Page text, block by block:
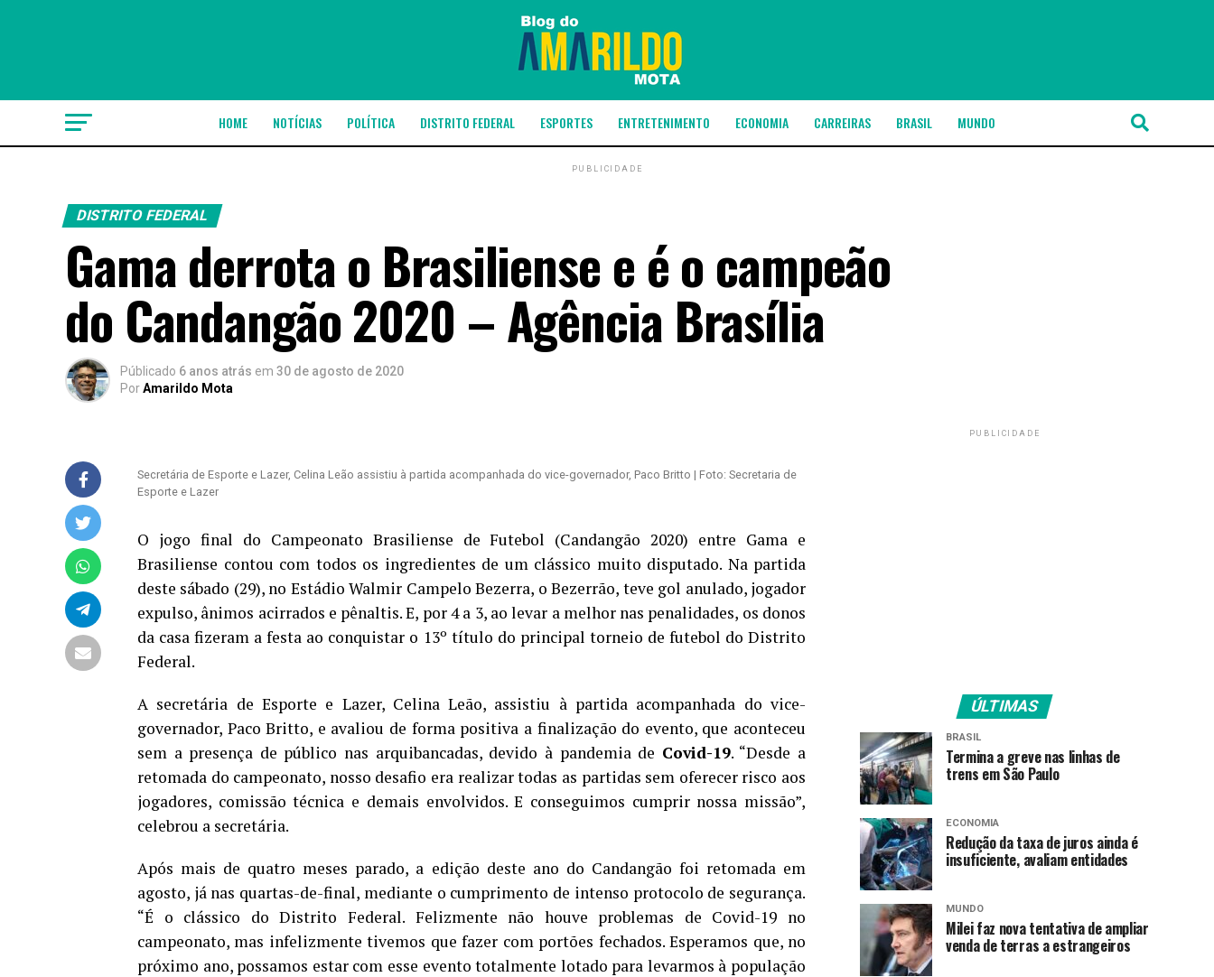
HOME NOTÍCIAS POLÍTICA DISTRITO FEDERAL ESPORTES ENTRETENIMENTO ECONOMIA CARREIRAS BRASIL MUNDO
PUBLICIDADE
DISTRITO FEDERAL
Gama derrota o Brasiliense e é o campeão
do Candangão 2020 – Agência Brasília
Públicado 6 anos atrás em 30 de agosto de 2020
PorAmarildo Mota
Secretária de Esporte e Lazer, Celina Leão assistiu à partida acompanhada do vice-governador, Paco Britto | Foto: Secretaria de
Esporte e Lazer
O jogo final do Campeonato Brasiliense de Futebol (Candangão 2020) entre Gama e
Brasiliense contou com todos os ingredientes de um clássico muito disputado. Na partida
deste sábado (29), no Estádio Walmir Campelo Bezerra, o Bezerrão, teve gol anulado, jogador
expulso, ânimos acirrados e pênaltis. E, por 4 a 3, ao levar a melhor nas penalidades, os donos
da casa fizeram a festa ao conquistar o 13º título do principal torneio de futebol do Distrito
Federal.
A secretária de Esporte e Lazer, Celina Leão, assistiu à partida acompanhada do vice-
governador, Paco Britto, e avaliou de forma positiva a finalização do evento, que aconteceu
sem a presença de público nas arquibancadas, devido à pandemia de Covid-19. “Desde a
retomada do campeonato, nosso desafio era realizar todas as partidas sem oferecer risco aos
jogadores, comissão técnica e demais envolvidos. E conseguimos cumprir nossa missão”,
celebrou a secretária.
Após mais de quatro meses parado, a edição deste ano do Candangão foi retomada em
agosto, já nas quartas-de-final, mediante o cumprimento de intenso protocolo de segurança.
“É o clássico do Distrito Federal. Felizmente não houve problemas de Covid-19 no
campeonato, mas infelizmente tivemos que fazer com portões fechados. Esperamos que, no
próximo ano, possamos estar com esse evento totalmente lotado para levarmos à população
PUBLICIDADE
ÚLTIMAS
BRASIL
Termina a greve nas linhas de
trens em São Paulo
ECONOMIA
Redução da taxa de juros ainda é
insuficiente, avaliam entidades
MUNDO
Milei faz nova tentativa de ampliar
venda de terras a estrangeiros